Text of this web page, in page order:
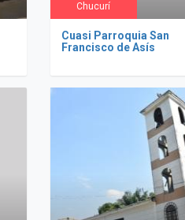
Chucurí
Cuasi Parroquia San
Francisco de Asís